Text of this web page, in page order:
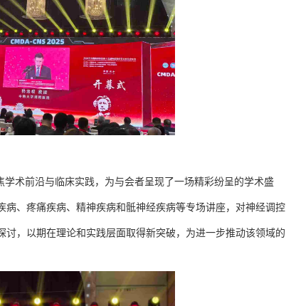
术前沿与临床实践，为与会者呈现了一场精彩纷呈的学术盛
、疼痛疾病、精神疾病和骶神经疾病等专场讲座，对神经调控
，以期在理论和实践层面取得新突破，为进一步推动该领域的